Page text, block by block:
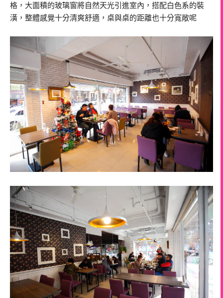
格，大面積的玻璃窗將自然天光引進室內，搭配白色系的裝
潢，整體感覺十分清爽舒適，桌與桌的距離也十分寬敞呢